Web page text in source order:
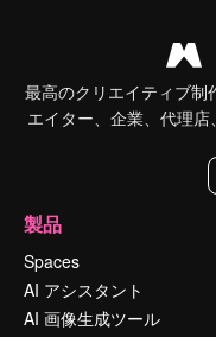
最高のクリエイティブ制
エイター、企業、代理
製品
Spaces
AI アシスタント
AI 画像生成ツール